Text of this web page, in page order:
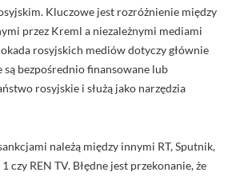
Kluczowe jest rozróżnienie między
przez Kreml a niezależnymi mediami
rosyjskich mediów dotyczy głównie
bezpośrednio finansowane lub
rosyjskie i służą jako narzędzia
należą między innymi RT, Sputnik,
czy REN TV. Błędne jest przekonanie, że